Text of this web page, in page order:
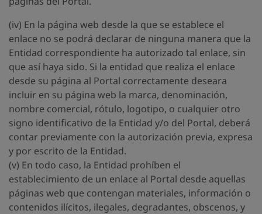
(iv) En la página web desde la que se establece el
enlace no se podrá declarar de ninguna manera que la
Entidad correspondiente ha autorizado tal enlace, sin
que así haya sido. Si la entidad que realiza el enlace
desde su página al Portal correctamente deseara
incluir en su página web la marca, denominación,
nombre comercial, rótulo, logotipo, o cualquier otro
signo identificativo de la Entidad y/o del Portal, deberá
contar previamente con la autorización previa, expresa
y por escrito de la Entidad.
(v) En todo caso, la Entidad prohíben el
establecimiento de un enlace al Portal desde aquellas
páginas web que contengan materiales, información o
contenidos ilícitos, ilegales, degradantes, obscenos, y